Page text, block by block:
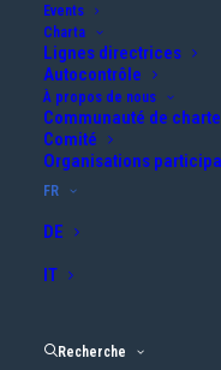
Events
Charta
Lignes directrices
Autocontrôle
À propos de nous
Communauté de charte
Comité
Organisations
FR
DE
IT
Recherche
QuantiFarm
numériques